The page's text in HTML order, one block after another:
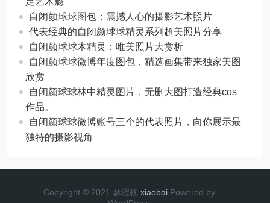
自闭颜球球图包：震撼人心的摄影艺术照片
代表经典的自闭颜球球精灵系列超美照片分享
自闭颜球球木精灵：唯美照片大赏析
自闭颜球球微博年度图包，精选画集带来独家美图
欣赏
自闭颜球球林中精灵图片，无删大图打造经典cos
作品。
自闭颜球球微博账号三个的代表照片，向你展示最
独特的摄影视角
Copyright © 2021 瑟涩枕 xiaobai Powered by